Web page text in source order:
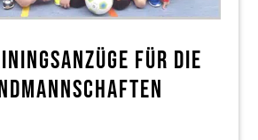
FÜR DIE